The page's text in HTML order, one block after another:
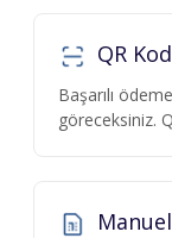
QR
Başarılı
göreceksiniz.